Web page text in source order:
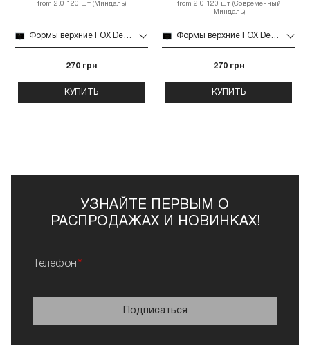
from 2.0 120 шт (Миндаль)
Формы верхние FOX Decking Nail from 2.0 120 шт (Миндаль)
270 грн
КУПИТЬ
from 2.0 120 шт (Современный
Миндаль)
Формы верхние FOX Decking Nail from 2.0 120 шт (Современный Миндаль)
270 грн
КУПИТЬ
УЗНАЙТЕ ПЕРВЫМ О
РАСПРОДАЖАХ И НОВИНКАХ!
Телефон
Подписаться